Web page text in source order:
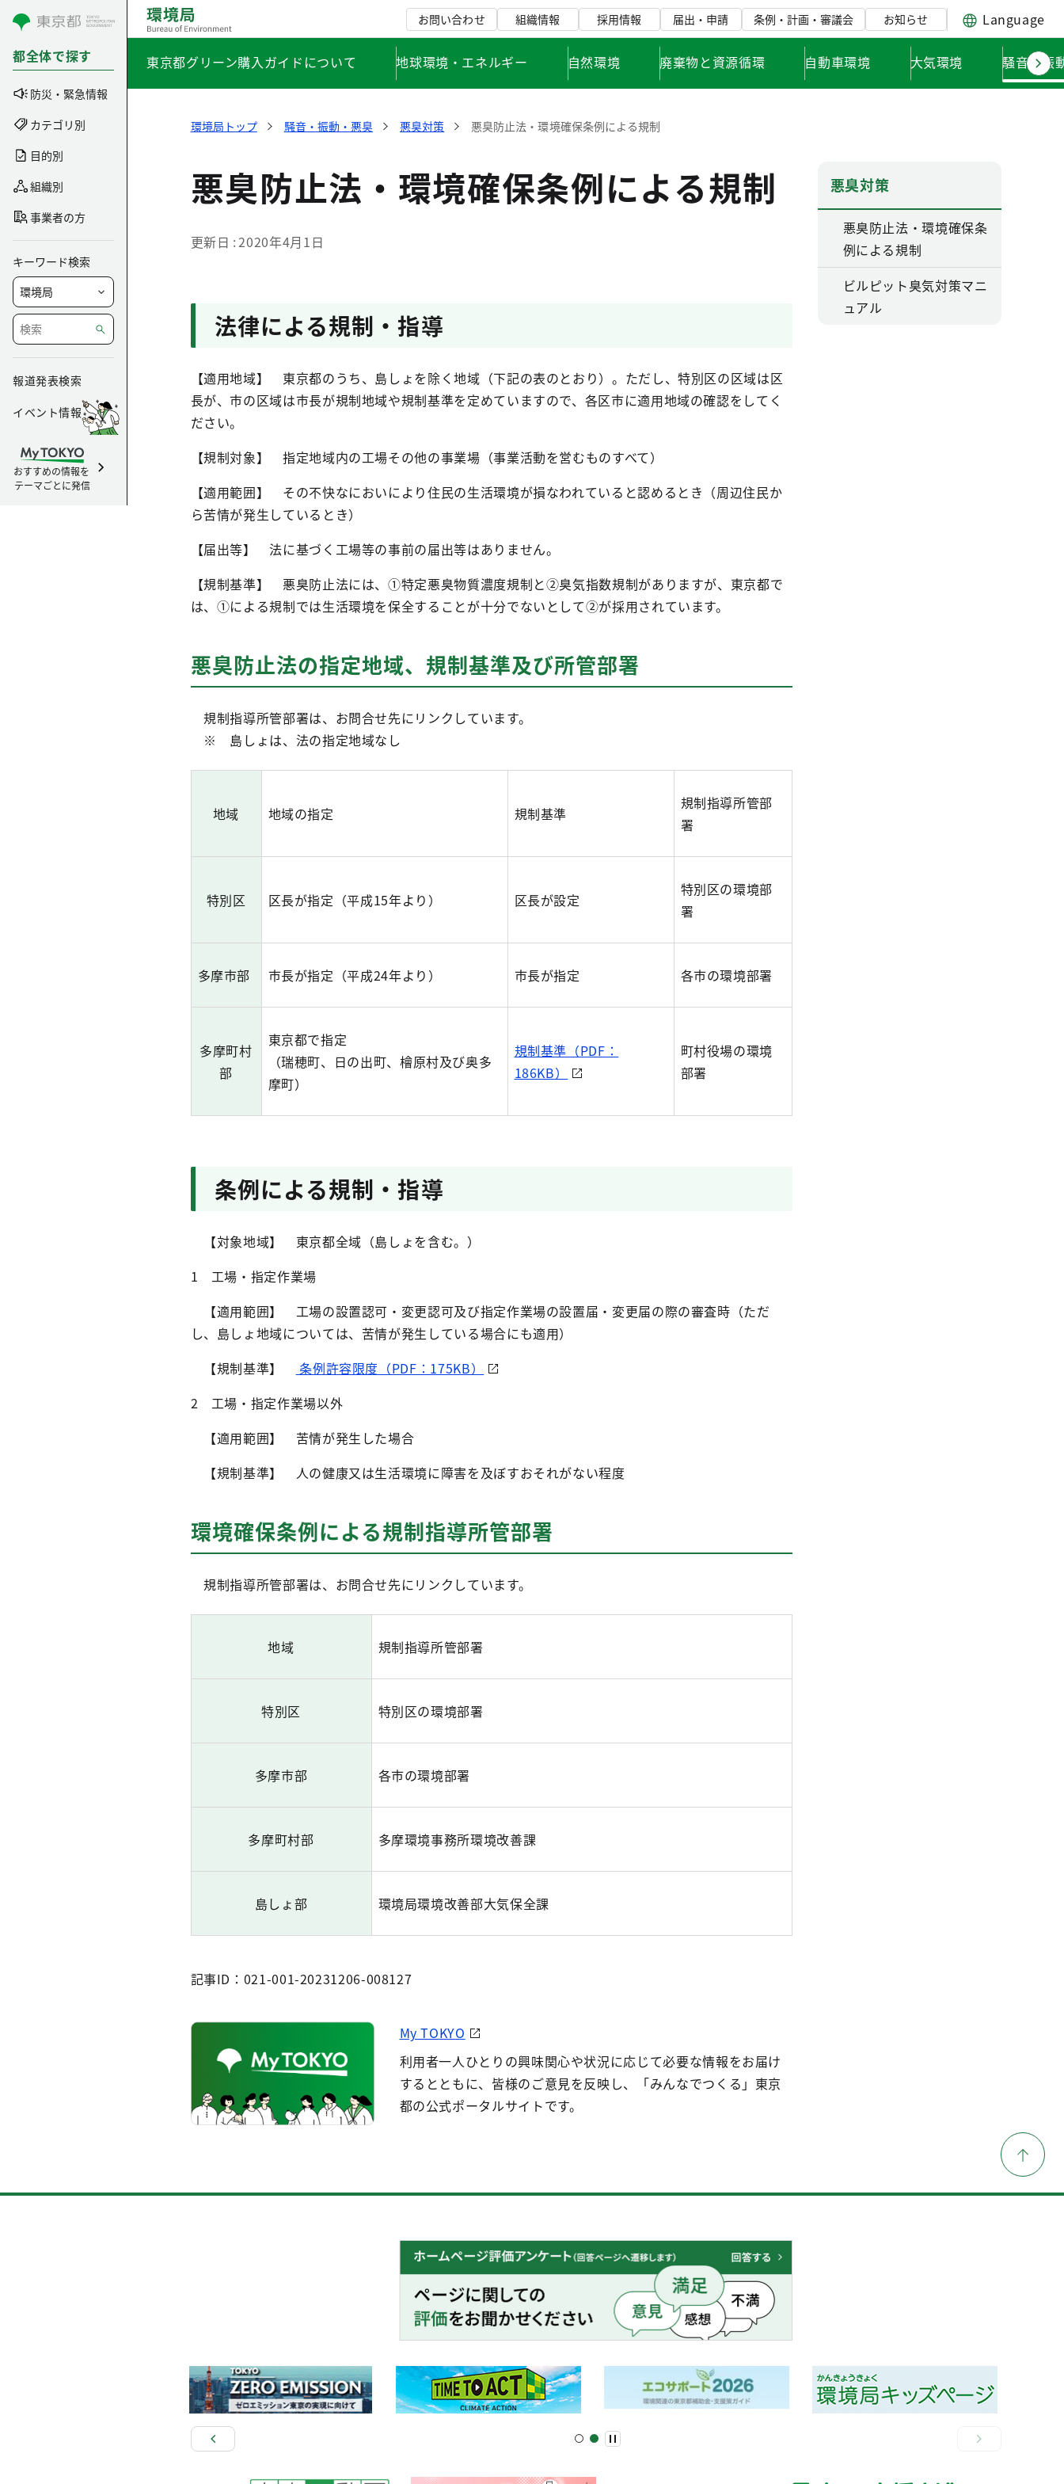
コンテンツにスキップ
都全体で探す
防災・緊急情報
カテゴリ別
目的別
組織別
事業者の方
キーワード検索
報道発表検索
イベント情報
おすすめの情報を
テーマごとに発信
お問い合わせ 組織情報 採用情報 届出・申請 条例・計画・審議会 お知らせ Language
東京都グリーン購入ガイドについて 地球環境・エネルギー 自然環境 廃棄物と資源循環 自動車環境 大気環境 騒音・振
環境局トップ 騒音・振動・悪臭 悪臭対策 悪臭防止法・環境確保条例による規制
悪臭防止法・環境確保条例による規制
更新日 2020年4月1日
法律による規制・指導
【適用地域】 東京都のうち、島しょを除く地域（下記の表のとおり）。ただし、特別区の区域は区
長が、市の区域は市長が規制地域や規制基準を定めていますので、各区市に適用地域の確認をしてく
ださい。
【規制対象】 指定地域内の工場その他の事業場（事業活動を営むものすべて）
【適用範囲】 その不快なにおいにより住民の生活環境が損なわれていると認めるとき（周辺住民か
ら苦情が発生しているとき）
【届出等】 法に基づく工場等の事前の届出等はありません。
【規制基準】 悪臭防止法には、①特定悪臭物質濃度規制と②臭気指数規制がありますが、東京都で
は、①による規制では生活環境を保全することが十分でないとして②が採用されています。
悪臭防止法の指定地域、規制基準及び所管部署
規制指導所管部署は、お問合せ先にリンクしています。
※ 島しょは、法の指定地域なし
地域 地域の指定 規制基準
規制指導所管部
署
特別区 区長が指定（平成15年より） 区長が設定
特別区の環境部
署
多摩市部 市長が指定（平成24年より） 市長が指定 各市の環境部署
多摩町村
部
東京都で指定
（瑞穂町、日の出町、檜原村及び奥多
摩町）
規制基準（PDF：
186KB）
町村役場の環境
部署
条例による規制・指導
【対象地域】 東京都全域（島しょを含む。）
1 工場・指定作業場
【適用範囲】 工場の設置認可・変更認可及び指定作業場の設置届・変更届の際の審査時（ただ
し、島しょ地域については、苦情が発生している場合にも適用）
【規制基準】
条例許容限度（PDF：175KB）
2 工場・指定作業場以外
【適用範囲】 苦情が発生した場合
【規制基準】 人の健康又は生活環境に障害を及ぼすおそれがない程度
環境確保条例による規制指導所管部署
規制指導所管部署は、お問合せ先にリンクしています。
地域 規制指導所管部署
特別区 特別区の環境部署
多摩市部 各市の環境部署
多摩町村部 多摩環境事務所環境改善課
島しょ部 環境局環境改善部大気保全課
記事ID：021-001-20231206-008127
My TOKYO
利用者一人ひとりの興味関心や状況に応じて必要な情報をお届け
するとともに、皆様のご意見を反映し、「みんなでつくる」東京
都の公式ポータルサイトです。
悪臭対策
悪臭防止法・環境確保条
例による規制
ビルピット臭気対策マニ
ュアル